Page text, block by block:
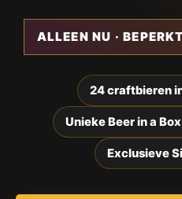
ALLEEN NU ·
24 craftbieren
Unieke Beer in a
Exclusieve